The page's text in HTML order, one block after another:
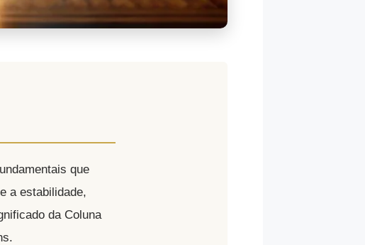
que
a estabilidade,
da Coluna